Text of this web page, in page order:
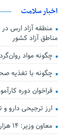
اخبار سلامت
منطقه آزاد ارس
مناطق آزاد کشور
چگونه مواد
چگونه با تغذیه
فراخوان دوره
ارز ترجیحی دارو و
معاون وزیر: ۱۴ هزار پرستار در مراکز درمانی کشور فعالیت می‌کنند